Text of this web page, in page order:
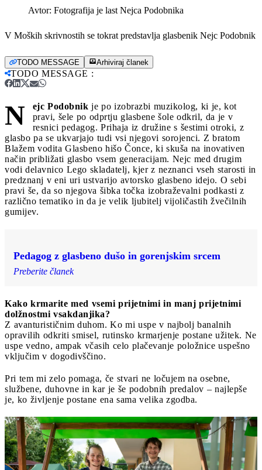
Avtor: Fotografija je last Nejca Podobnika
V Moških skrivnostih se tokrat predstavlja glasbenik Nejc Podobnik
TODO MESSAGE Arhiviraj članek
TODO MESSAGE :
N ejc Podobnik je po izobrazbi muzikolog, ki je, kot
pravi, šele po odprtju glasbene šole odkril, da je v
resnici pedagog. Prihaja iz družine s šestimi otroki, z
glasbo pa se ukvarjajo tudi vsi njegovi sorojenci. Z bratom
Blažem vodita Glasbeno hišo Čonce, ki skuša na inovativen
način približati glasbo vsem generacijam. Nejc med drugim
vodi delavnico Lego skladatelj, kjer z neznanci vseh starosti in
predznanj v eni uri ustvarijo avtorsko glasbeno idejo. O sebi
pravi še, da so njegova šibka točka izobraževalni podkasti z
različno tematiko in da je velik ljubitelj vijoličastih žvečilnih
gumijev.
Pedagog z glasbeno dušo in gorenjskim srcem
Preberite članek
Kako krmarite med vsemi prijetnimi in manj prijetnimi
dolžnostmi vsakdanjika?
Z avanturističnim duhom. Ko mi uspe v najbolj banalnih
opravilih odkriti smisel, rutinsko krmarjenje postane užitek. Ne
uspe vedno, ampak včasih celo plačevanje položnice uspešno
vključim v dogodivščino.
Pri tem mi zelo pomaga, če stvari ne ločujem na osebne,
službene, duhovne in kar je še podobnih predalov – najlepše
je, ko življenje postane ena sama velika zgodba.